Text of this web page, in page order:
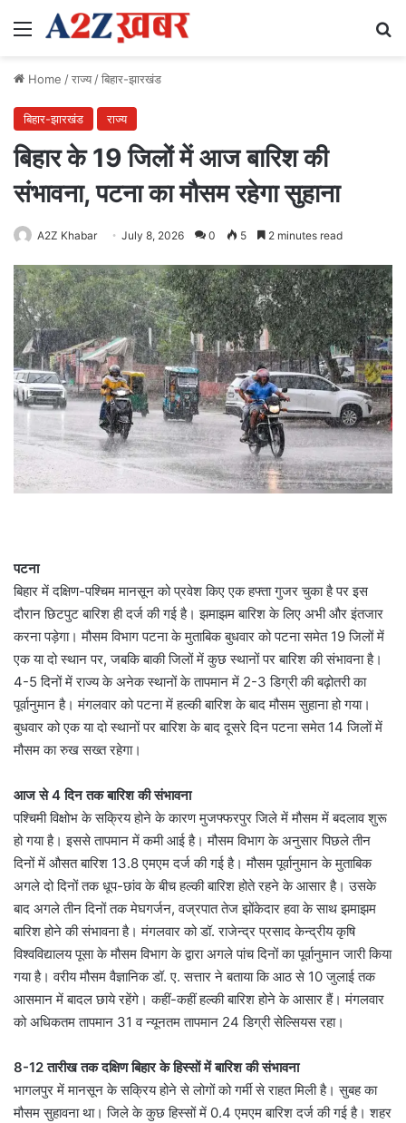
Menu
Home /राज्य/बिहार-झारखंड
बिहार-झारखंड राज्य
बिहार के 19 जिलों में आज बारिश की
संभावना, पटना का मौसम रहेगा सुहाना
A2Z Khabar July 8, 2026 0 5 2 minutes read
पटना
बिहार में दक्षिण-पश्चिम मानसून को प्रवेश किए एक हफ्ता गुजर चुका है पर इस
दौरान छिटपुट बारिश ही दर्ज की गई है। झमाझम बारिश के लिए अभी और इंतजार
करना पड़ेगा। मौसम विभाग पटना के मुताबिक बुधवार को पटना समेत 19 जिलों में
एक या दो स्थान पर, जबकि बाकी जिलों में कुछ स्थानों पर बारिश की संभावना है।
4-5 दिनों में राज्य के अनेक स्थानों के तापमान में 2-3 डिग्री की बढ़ोतरी का
पूर्वानुमान है। मंगलवार को पटना में हल्की बारिश के बाद मौसम सुहाना हो गया।
बुधवार को एक या दो स्थानों पर बारिश के बाद दूसरे दिन पटना समेत 14 जिलों में
मौसम का रुख सख्त रहेगा।
आज से 4 दिन तक बारिश की संभावना
पश्चिमी विक्षोभ के सक्रिय होने के कारण मुजफ्फरपुर जिले में मौसम में बदलाव शुरू
हो गया है। इससे तापमान में कमी आई है। मौसम विभाग के अनुसार पिछले तीन
दिनों में औसत बारिश 13.8 एमएम दर्ज की गई है। मौसम पूर्वानुमान के मुताबिक
अगले दो दिनों तक धूप-छांव के बीच हल्की बारिश होते रहने के आसार है। उसके
बाद अगले तीन दिनों तक मेघगर्जन, वज्रपात तेज झोंकेदार हवा के साथ झमाझम
बारिश होने की संभावना है। मंगलवार को डॉ. राजेन्द्र प्रसाद केन्द्रीय कृषि
विश्वविद्यालय पूसा के मौसम विभाग के द्वारा अगले पांच दिनों का पूर्वानुमान जारी किया
गया है। वरीय मौसम वैज्ञानिक डॉ. ए. सत्तार ने बताया कि आठ से 10 जुलाई तक
आसमान में बादल छाये रहेंगे। कहीं-कहीं हल्की बारिश होने के आसार हैं। मंगलवार
को अधिकतम तापमान 31 व न्यूनतम तापमान 24 डिग्री सेल्सियस रहा।
8-12 तारीख तक दक्षिण बिहार के हिस्सों में बारिश की संभावना
भागलपुर में मानसून के सक्रिय होने से लोगों को गर्मी से राहत मिली है। सुबह का
मौसम सुहावना था। जिले के कुछ हिस्सों में 0.4 एमएम बारिश दर्ज की गई है। शहर